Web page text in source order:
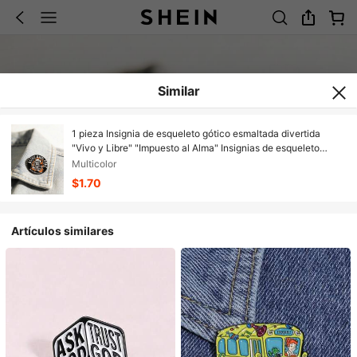
Similar
1 pieza Insignia de esqueleto gótico esmaltada divertida
"Vivo y Libre" "Impuesto al Alma" Insignias de esqueleto
Pasadores de cuidado personal Broches de metal de moda
Insignia para solapa Mochila Ropa Joyería Alfileres
Imperdible Regalo de graduación
Multicolor
$1.70
Artículos similares